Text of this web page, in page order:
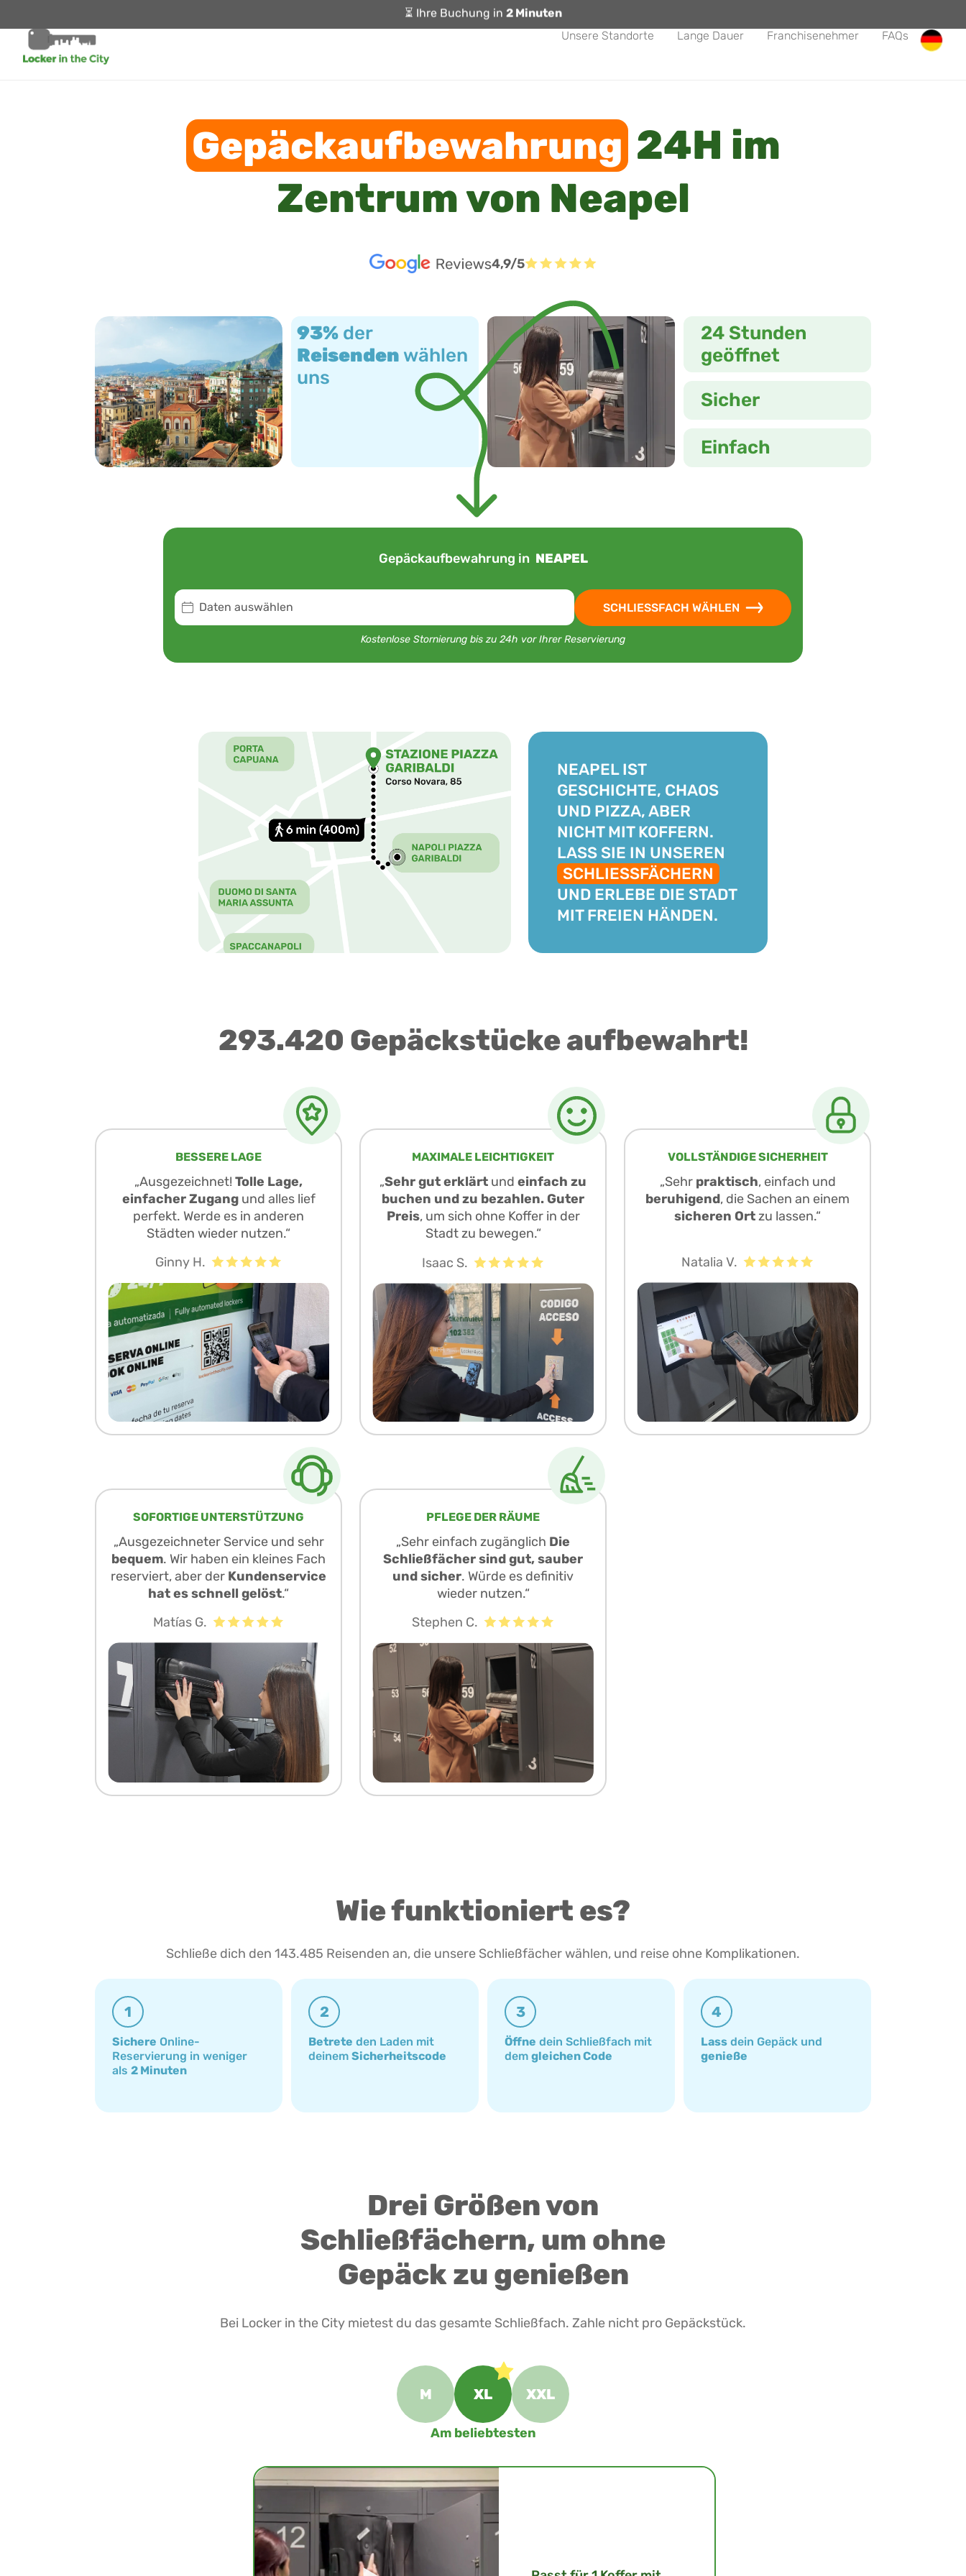
⏳ Ihre Buchung in 2 Minuten
Unsere Standorte
Lange Dauer Franchisenehmer FAQs
Gepäckaufbewahrung24H im
Zentrum von Neapel
4,9/5
93% der
Reisenden wählen
uns
Sicher
Einfach
24 Stunden
geöffnet
Gepäckaufbewahrung in NEAPEL
Daten auswählen SCHLIESSFACH WÄHLEN
Kostenlose Stornierung bis zu 24h vor Ihrer Reservierung
NEAPEL IST
GESCHICHTE, CHAOS
UND PIZZA, ABER
NICHT MIT KOFFERN.
LASS SIE IN UNSEREN
SCHLIESSFÄCHERN
UND ERLEBE DIE STADT
MIT FREIEN HÄNDEN.
293.420 Gepäckstücke aufbewahrt!
BESSERE LAGE
„Ausgezeichnet!Tolle Lage,
einfacher Zugangund alles lief
perfekt. Werde es in anderen
Städten wieder nutzen.“
Ginny H.
MAXIMALE LEICHTIGKEIT
„Sehr gut erklärt und einfach zu
buchen und zu bezahlen. Guter
Preis, um sich ohne Koffer in der
Stadt zu bewegen.“
Isaac S.
VOLLSTÄNDIGE SICHERHEIT
„Sehr praktisch, einfach und
beruhigend, die Sachen an einem
sicheren Ortzu lassen.“
Natalia V.
SOFORTIGE UNTERSTÜTZUNG
„Ausgezeichneter Service und sehr
bequem. Wir haben ein kleines Fach
reserviert, aber der Kundenservice
hat es schnell gelöst.“
Matías G.
PFLEGE DER RÄUME
„Sehr einfach zugänglich Die
Schließfächer sind gut, sauber
und sicher. Würde es definitiv
wieder nutzen.“
Stephen C.
Wie funktioniert es?
Schließe dich den 143.485 Reisenden an, die unsere Schließfächer wählen, und reise ohne Komplikationen.
1
Sichere Online-
Reservierung in weniger
als 2 Minuten
2
Betrete den Laden mit
deinem Sicherheitscode
3
Öffne dein Schließfach mit
dem gleichen Code
4
Lass dein Gepäck und
genieße
Drei Größen von
Schließfächern, um ohne
Gepäck zu genießen
Bei Locker in the City mietest du das gesamte Schließfach. Zahle nicht pro Gepäckstück.
M XL XXL
Am beliebtesten